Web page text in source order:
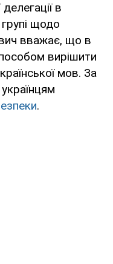
в
щодо
вважає, що в
вирішити
мов. За
.